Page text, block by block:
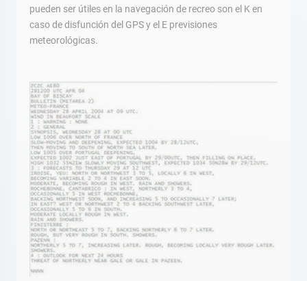
pueden ser útiles en la navegación de recreo son el K en
caso de disfunción del GPS y el E previsiones
meteorológicas.